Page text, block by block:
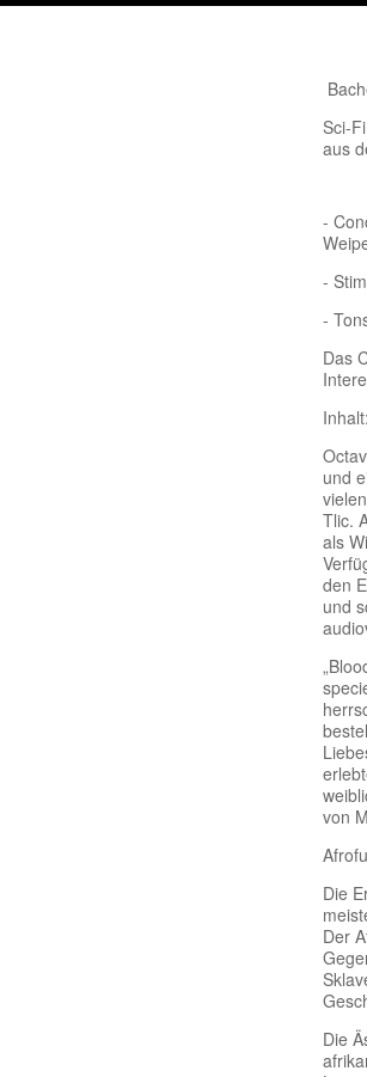
Sci-
aus
-
-
-
Das
Inhalt:
und
Tlic.
als
den
und
von
Die
Der
Die